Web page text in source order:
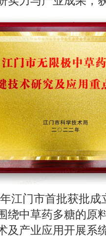
江门市首批获批
绕中草药多糖的原
及产业应用开展系